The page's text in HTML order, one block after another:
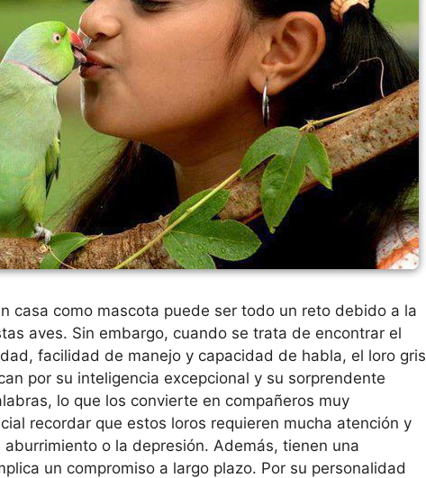
casa como mascota puede ser todo un reto debido a la
aves. Sin embargo, cuando se trata de encontrar el
facilidad de manejo y capacidad de habla, el loro gris
por su inteligencia excepcional y su sorprendente
lo que los convierte en compañeros muy
recordar que estos loros requieren mucha atención y
o la depresión. Además, tienen una
un compromiso a largo plazo. Por su personalidad